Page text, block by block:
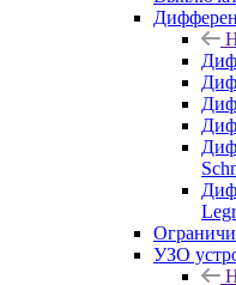
УЗО